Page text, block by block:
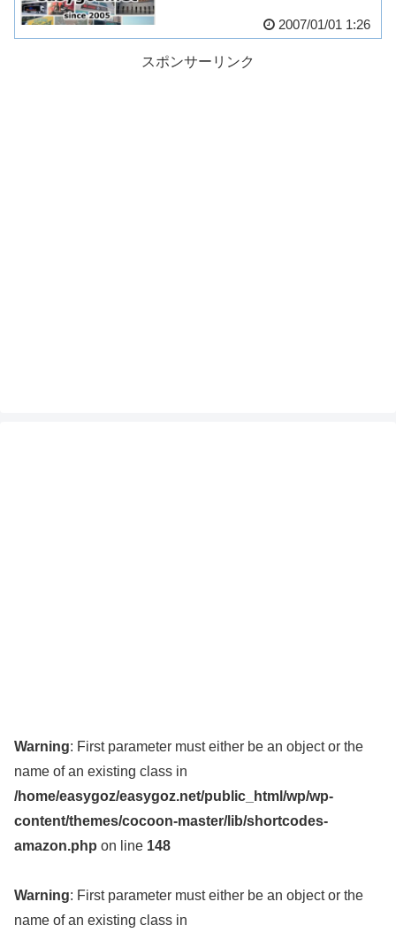
2007/01/01 1:26
スポンサーリンク
Warning: First parameter must either be an object or the
name of an existing class in
/home/easygoz/easygoz.net/public_html/wp/wp-
content/themes/cocoon-master/lib/shortcodes-
amazon.php on line 148
Warning: First parameter must either be an object or the
name of an existing class in